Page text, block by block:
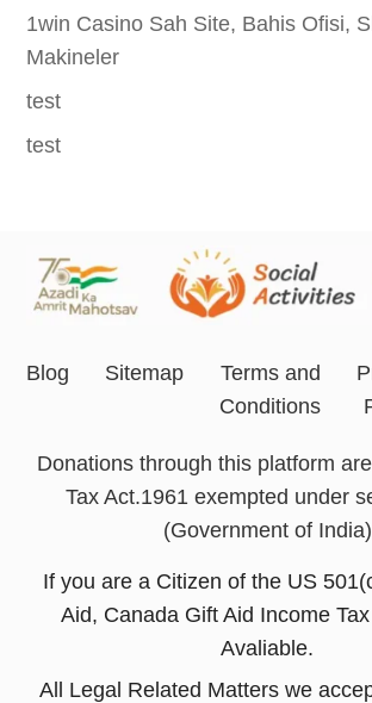
1win Casino Sah Site, Bahis Ofisi,
Makineler
test
test
Blog Sitemap
Terms and
Conditions
Donations through this platform
Tax Act.1961 exempted under
(Government of India)
If you are a Citizen of the US
Aid, Canada Gift Aid Income
Avaliable.
All Legal Related Matters we